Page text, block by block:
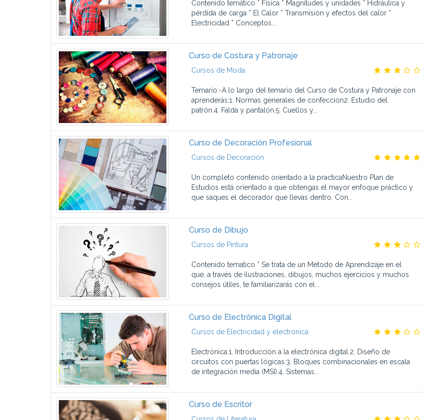
Contenido temático * Física * Magnitudes y unidades * Hidráulica y
pérdida de carga * El Calor * Transmisión y efectos del calor *
Electricidad * Conceptos...
Curso de Costura y Patronaje
Cursos de Moda
Temario:-A lo largo del temario del Curso de Costura y Patronaje con
aprenderás:1. Normas generales de confección2. Estudio del
patrón.4. Falda y pantalón.5. Cuellos y...
Curso de Decoración Profesional
Cursos de Decoración
Un completo contenido orientado a la practicaNuestro Plan de
Estudios está orientado a que obtengas el mayor enfoque práctico y
que saques el decorador que llevas dentro. Con...
Curso de Dibujo
Cursos de Pintura
Contenido tematico * Se trata de un Método de Aprendizaje en el
que, a través de ilustraciones, dibujos, muchos ejercicios y muchos
consejos útiles, te familiarizarás con el...
Curso de Electrónica Digital
Cursos de Electricidad y electrónica
Electrónica.1. Introducción a la electrónica digital.2. Diseño de
circuitos con puertas lógicas.3. Bloques combinacionales en escala
de integración media (MSI).4. Sistemas...
Curso de Escritor